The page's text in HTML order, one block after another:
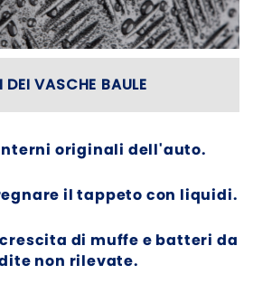
VASCHE BAULE
originali dell'auto.
il tappeto con liquidi.
di muffe e batteri da
non rilevate.